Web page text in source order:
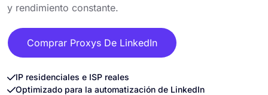
y rendimiento constante.
Comprar Proxys De LinkedIn
IP residenciales e ISP reales
Optimizado para la automatización de LinkedIn